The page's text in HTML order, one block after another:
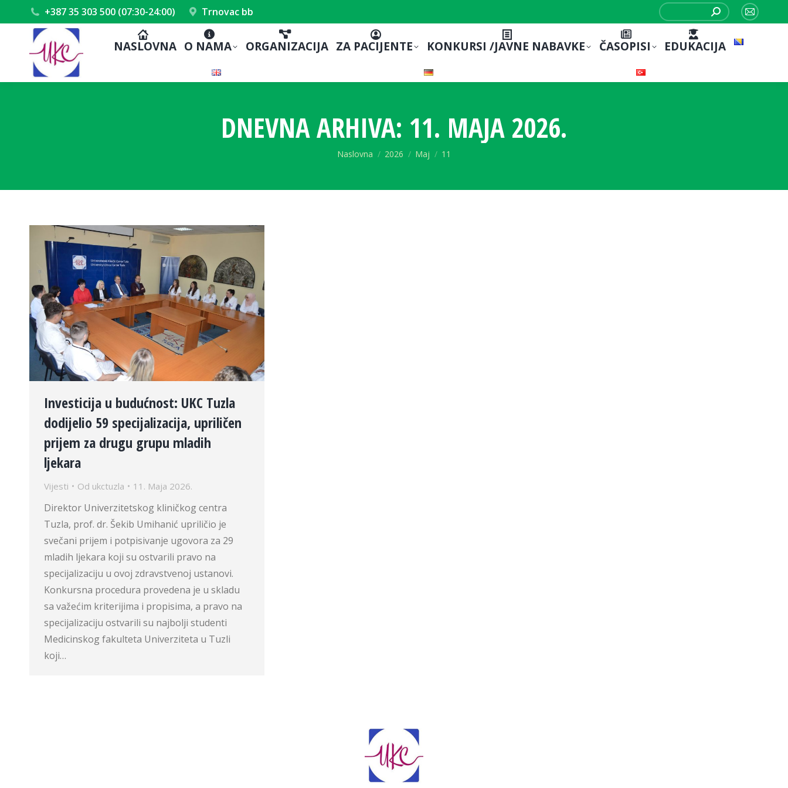
+387 35 303 500 (07:30-24:00) Trnovac bb
Search:
Mail
NASLOVNA O NAMA ORGANIZACIJA ZA PACIJENTE KONKURSI /JAVNE NABAVKE ČASOPISI EDUKACIJA
DNEVNA ARHIVA: 11. MAJA 2026.
You are here:
Naslovna 2026 Maj 11
Investicija u budućnost: UKC Tuzla
dodijelio 59 specijalizacija, upriličen
prijem za drugu grupu mladih
ljekara
Vijesti Od ukctuzla 11. Maja 2026.
Direktor Univerzitetskog kliničkog centra
Tuzla, prof. dr. Šekib Umihanić upriličio je
svečani prijem i potpisivanje ugovora za 29
mladih ljekara koji su ostvarili pravo na
specijalizaciju u ovoj zdravstvenoj ustanovi.
Konkursna procedura provedena je u skladu
sa važećim kriterijima i propisima, a pravo na
specijalizaciju ostvarili su najbolji studenti
Medicinskog fakulteta Univerziteta u Tuzli
koji…